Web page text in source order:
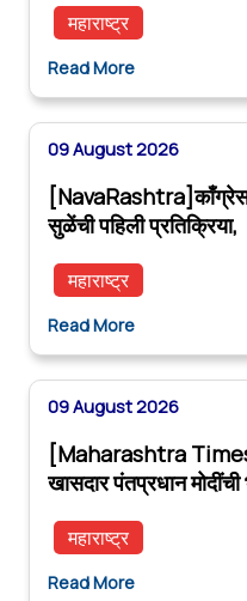
महाराष्ट्र
Read More
09 August 2026
सुळेंची पहिली प्रतिक्रिया,
महाराष्ट्र
Read More
09 August 2026
[Maharashtra
खासदार पंतप्रधान
महाराष्ट्र
Read More